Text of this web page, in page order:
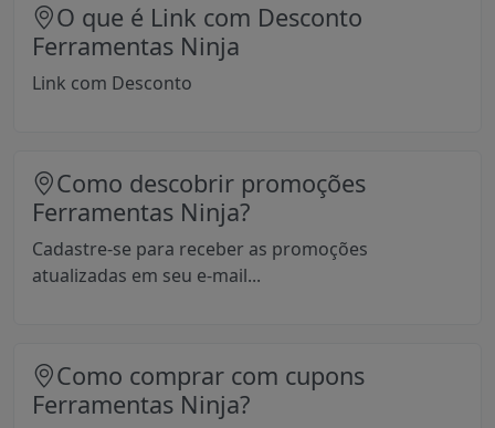
O que é Link com Desconto
Ferramentas Ninja
Link com Desconto
Como descobrir promoções
Ferramentas Ninja?
Cadastre-se para receber as promoções
atualizadas em seu e-mail...
Como comprar com cupons
Ferramentas Ninja?